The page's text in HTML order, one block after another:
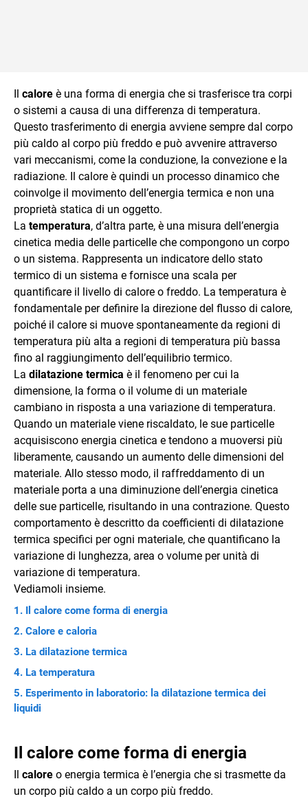
Il calore è una forma di energia che si trasferisce tra corpi
o sistemi a causa di una differenza di temperatura.
Questo trasferimento di energia avviene sempre dal corpo
più caldo al corpo più freddo e può avvenire attraverso
vari meccanismi, come la conduzione, la convezione e la
radiazione. Il calore è quindi un processo dinamico che
coinvolge il movimento dell’energia termica e non una
proprietà statica di un oggetto.
La temperatura, d’altra parte, è una misura dell’energia
cinetica media delle particelle che compongono un corpo
o un sistema. Rappresenta un indicatore dello stato
termico di un sistema e fornisce una scala per
quantificare il livello di calore o freddo. La temperatura è
fondamentale per definire la direzione del flusso di calore,
poiché il calore si muove spontaneamente da regioni di
temperatura più alta a regioni di temperatura più bassa
fino al raggiungimento dell’equilibrio termico.
La dilatazione termica è il fenomeno per cui la
dimensione, la forma o il volume di un materiale
cambiano in risposta a una variazione di temperatura.
Quando un materiale viene riscaldato, le sue particelle
acquisiscono energia cinetica e tendono a muoversi più
liberamente, causando un aumento delle dimensioni del
materiale. Allo stesso modo, il raffreddamento di un
materiale porta a una diminuzione dell’energia cinetica
delle sue particelle, risultando in una contrazione. Questo
comportamento è descritto da coefficienti di dilatazione
termica specifici per ogni materiale, che quantificano la
variazione di lunghezza, area o volume per unità di
variazione di temperatura.
Vediamoli insieme.
Il calore come forma di energia
Calore e caloria
La dilatazione termica
La temperatura
Esperimento in laboratorio: la dilatazione termica dei
liquidi
Il calore come forma di energia
Il calore o energia termica è l’energia che si trasmette da
un corpo più caldo a un corpo più freddo.